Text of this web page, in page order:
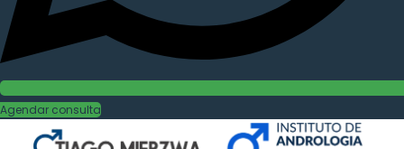
Agendar consulta